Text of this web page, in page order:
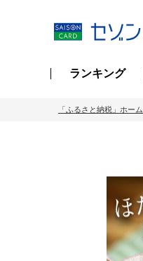
ランキング
「ふるさと納税」ホーム